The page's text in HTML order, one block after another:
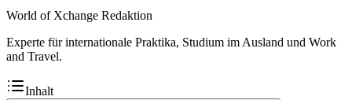
World of Xchange Redaktion
Experte für internationale Praktika, Studium im Ausland und Work
and Travel.
Inhalt